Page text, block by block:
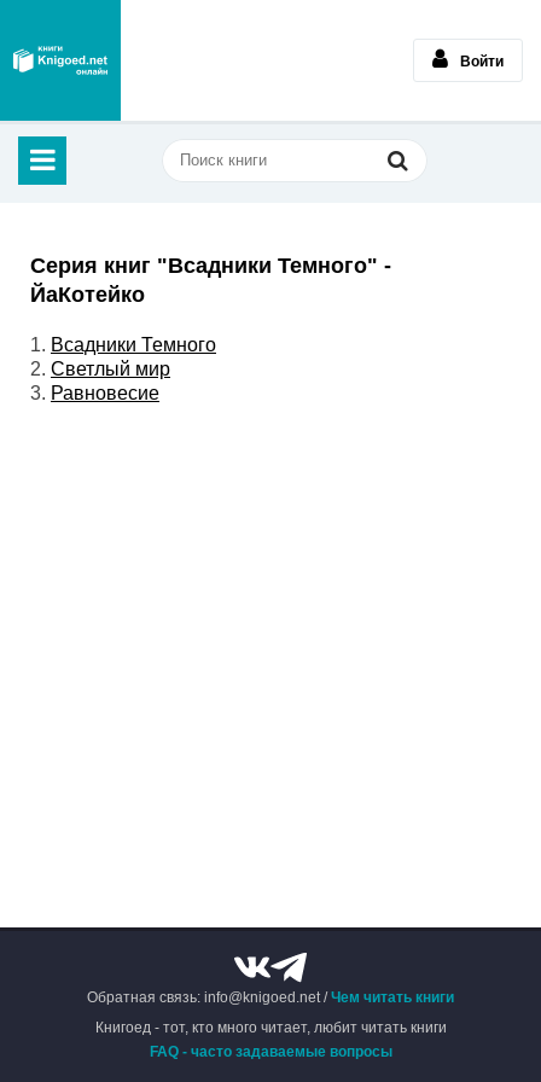
Войти
Серия книг "Всадники Темного" -
ЙаКотейко
1. Всадники Темного
2. Светлый мир
3. Равновесие
Обратная связь: info@knigoed.net /Чем читать книги
Книгоед - тот, кто много читает, любит читать книги
FAQ - часто задаваемые вопросы